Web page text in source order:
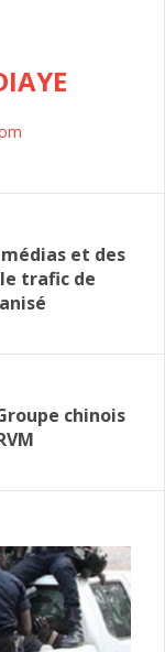
et des
trafic de
chinois